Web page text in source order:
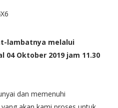
lambatnya melalui
Oktober 2019 jam 11.30
dan memenuhi